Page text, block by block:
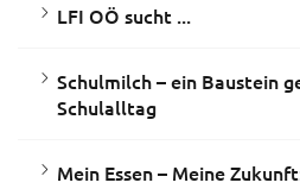
LFI OÖ sucht ...
Schulmilch – ein Baustein
Schulalltag
Mein Essen – Meine